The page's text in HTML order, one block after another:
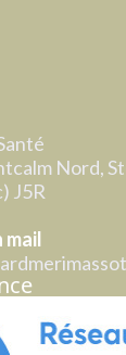
Nord,
J5R
mail